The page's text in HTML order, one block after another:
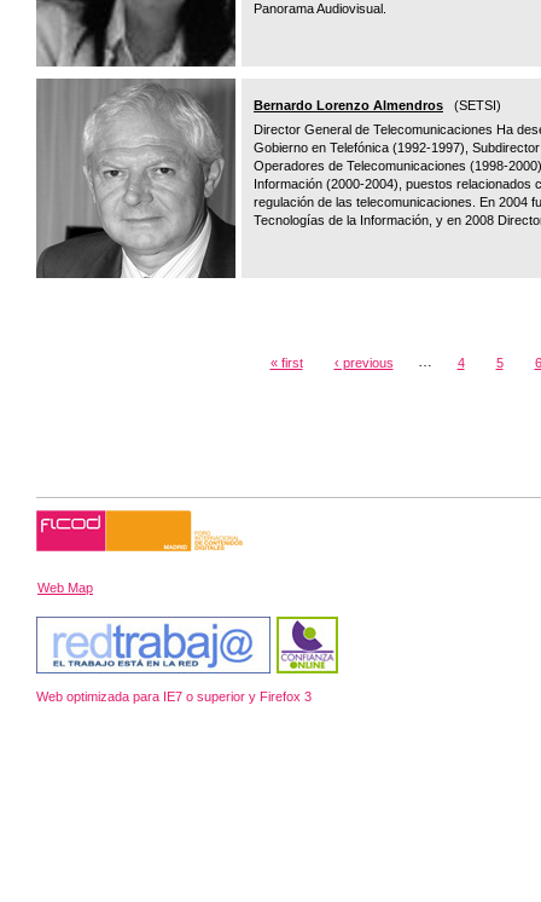
Panorama Audiovisual.
Bernardo Lorenzo Almendros (SETSI)
Director General de Telecomunicaciones Ha
Gobierno en Telefónica (1992-1997),
Operadores de Telecomunicaciones (1998-
Información (2000-2004), puestos relacionados
regulación de las telecomunicaciones. En 2004
Tecnologías de la Información, y en 2008
« first ‹ previous … 4 5 6
Web Map
Web optimizada para IE7 o superior y Firefox 3